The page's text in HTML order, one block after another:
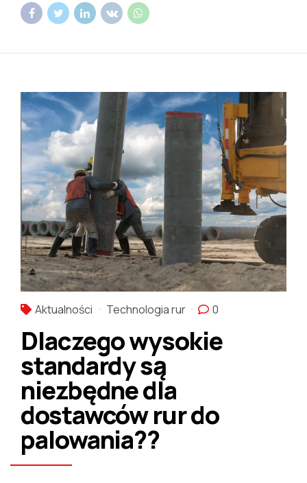
Aktualności Technologia rur 0
Dlaczego wysokie
standardy są
niezbędne dla
dostawców rur do
palowania??